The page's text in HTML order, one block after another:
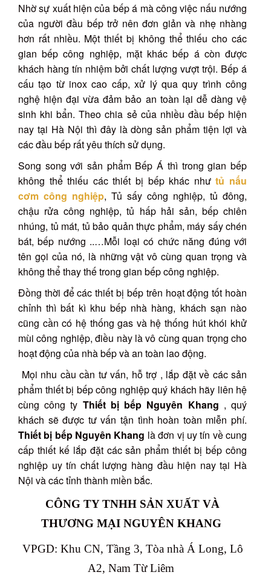
Nhờ sự xuất hiện của bếp á mà công việc nấu nướng
của người đầu bếp trở nên đơn giản và nhẹ nhàng
hơn rất nhiều. Một thiết bị không thể thiếu cho các
gian bếp công nghiệp, mặt khác bếp á còn được
khách hàng tín nhiệm bởi chất lượng vượt trội. Bếp á
cấu tạo từ inox cao cấp, xử lý qua quy trình công
nghệ hiện đại vừa đảm bảo an toàn lại dễ dàng vệ
sinh khi bẩn. Theo chia sẻ của nhiều đầu bếp hiện
nay tại Hà Nội thì đây là dòng sản phẩm tiện lợi và
các đầu bếp rất yêu thích sử dụng.
Song song với sản phẩm Bếp Á thì trong gian bếp
không thể thiếu các thiết bị bếp khác nhưtủ nấu
cơm công nghiệp, Tủ sấy công nghiệp, tủ đông,
chậu rửa công nghiệp, tủ hấp hải sản, bếp chiên
nhúng, tủ mát, tủ bảo quản thực phẩm, máy sấy chén
bát, bếp nướng ..…Mỗi loại có chức năng đúng với
tên gọi của nó, là những vật vô cùng quan trọng và
không thể thay thế trong gian bếp công nghiệp.
Đồng thời để các thiết bị bếp trên hoạt động tốt hoàn
chỉnh thì bất kì khu bếp nhà hàng, khách sạn nào
cũng cần có hệ thống gas và hệ thống hút khói khử
mùi công nghiệp, điều này là vô cùng quan trọng cho
hoạt động của nhà bếp và an toàn lao động.
Mọi nhu cầu cần tư vấn, hỗ trợ , lắp đặt về các sản
phẩm thiết bị bếp công nghiệp quý khách hãy liên hệ
cùng công ty Thiết bị bếp Nguyên Khang , quý
khách sẽ được tư vấn tận tình hoàn toàn miễn phí.
Thiết bị bếp Nguyên Khang là đơn vị uy tín về cung
cấp thiết kế lắp đặt các sản phẩm thiết bị bếp công
nghiệp uy tín chất lượng hàng đầu hiện nay tại Hà
Nội và các tỉnh thành miền bắc.
CÔNG TY TNHH SẢN XUẤT VÀ
THƯƠNG MẠI NGUYÊN KHANG
VPGD: Khu CN, Tầng 3, Tòa nhà Á Long, Lô
A2, Nam Từ Liêm